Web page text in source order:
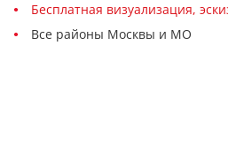
Бесплатная визуализация,
Все районы Москвы и МО